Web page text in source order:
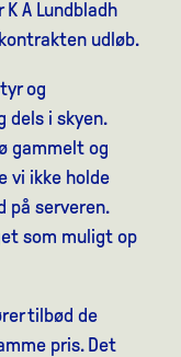
A Lundbladh
udløb.
og
dels i skyen.
gammelt og
vi ikke holde
på serveren.
som muligt op
tilbød de
pris. Det